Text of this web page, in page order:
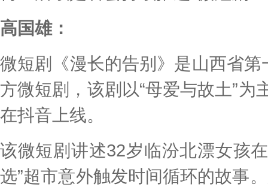
高国雄：
微短剧《漫长的告别》是山西省
方微短剧，该剧以“母爱与故土”为
在抖音上线。
该微短剧讲述32岁临汾北漂女孩
选”超市意外触发时间循环的故事